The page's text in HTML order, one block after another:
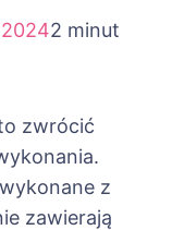
2 minut
zwrócić
z
zawierają